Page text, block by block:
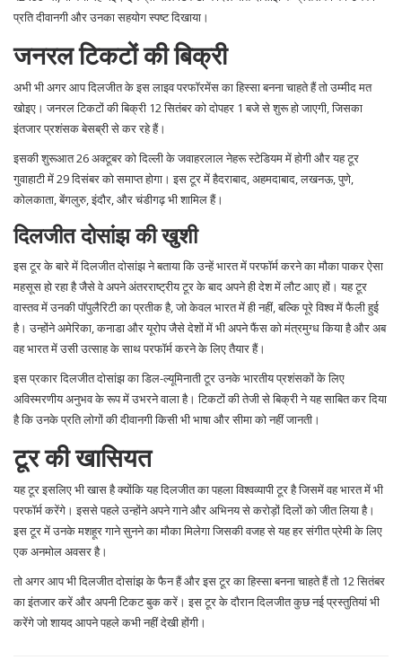
प्रति दीवानगी और उनका सहयोग स्पष्ट दिखाया।
जनरल टिकटों की बिक्री
अभी भी अगर आप दिलजीत के इस लाइव परफॉरमेंस का हिस्सा बनना चाहते हैं तो उम्मीद मत
खोइए। जनरल टिकटों की बिक्री 12 सितंबर को दोपहर 1 बजे से शुरू हो जाएगी, जिसका
इंतजार प्रशंसक बेसब्री से कर रहे हैं।
इसकी शुरूआत 26 अक्टूबर को दिल्ली के जवाहरलाल नेहरू स्टेडियम में होगी और यह टूर
गुवाहाटी में 29 दिसंबर को समाप्त होगा। इस टूर में हैदराबाद, अहमदाबाद, लखनऊ, पुणे,
कोलकाता, बेंगलुरु, इंदौर, और चंडीगढ़ भी शामिल हैं।
दिलजीत दोसांझ की खुशी
इस टूर के बारे में दिलजीत दोसांझ ने बताया कि उन्हें भारत में परफॉर्म करने का मौका पाकर ऐसा
महसूस हो रहा है जैसे वे अपने अंतरराष्ट्रीय टूर के बाद अपने ही देश में लौट आए हों। यह टूर
वास्तव में उनकी पॉपुलैरिटी का प्रतीक है, जो केवल भारत में ही नहीं, बल्कि पूरे विश्व में फैली हुई
है। उन्होंने अमेरिका, कनाडा और यूरोप जैसे देशों में भी अपने फैंस को मंत्रमुग्ध किया है और अब
वह भारत में उसी उत्साह के साथ परफॉर्म करने के लिए तैयार हैं।
इस प्रकार दिलजीत दोसांझ का डिल-ल्यूमिनाती टूर उनके भारतीय प्रशंसकों के लिए
अविस्मरणीय अनुभव के रूप में उभरने वाला है। टिकटों की तेजी से बिक्री ने यह साबित कर दिया
है कि उनके प्रति लोगों की दीवानगी किसी भी भाषा और सीमा को नहीं जानती।
टूर की खासियत
यह टूर इसलिए भी खास है क्योंकि यह दिलजीत का पहला विश्वव्यापी टूर है जिसमें वह भारत में भी
परफॉर्म करेंगे। इससे पहले उन्होंने अपने गाने और अभिनय से करोड़ों दिलों को जीत लिया है।
इस टूर में उनके मशहूर गाने सुनने का मौका मिलेगा जिसकी वजह से यह हर संगीत प्रेमी के लिए
एक अनमोल अवसर है।
तो अगर आप भी दिलजीत दोसांझ के फैन हैं और इस टूर का हिस्सा बनना चाहते हैं तो 12 सितंबर
का इंतजार करें और अपनी टिकट बुक करें। इस टूर के दौरान दिलजीत कुछ नई प्रस्तुतियां भी
करेंगे जो शायद आपने पहले कभी नहीं देखी होंगी।